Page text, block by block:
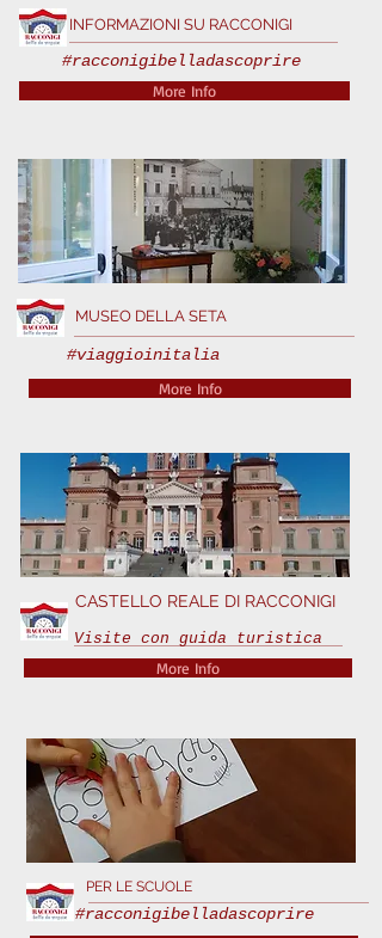
INFORMAZIONI SU RACCONIGI
#racconigibelladascoprire
More Info
MUSEO DELLA SETA
#viaggioinitalia
More Info
CASTELLO REALE DI RACCONIGI
Visite con guida turistica
More Info
PER LE SCUOLE
#racconigibelladascoprire